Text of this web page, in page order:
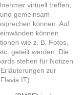
virtuell treffen,
gemeinsam
können. Auf
können
wie z. B. Fotos,
geteilt werden. Die
stehen für Notizen
zur
IT)